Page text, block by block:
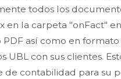
todos los
en la carpeta "onFact"
así como en
UBL con sus clientes.
de contabilidad para su